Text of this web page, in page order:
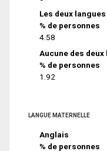
Les deux langues
% de personnes
4.58
Aucune des deux
% de personnes
1.92
LANGUE MATERNELLE
Anglais
% de personnes